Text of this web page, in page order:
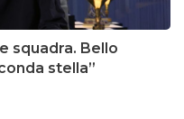
squadra. Bello
stella”